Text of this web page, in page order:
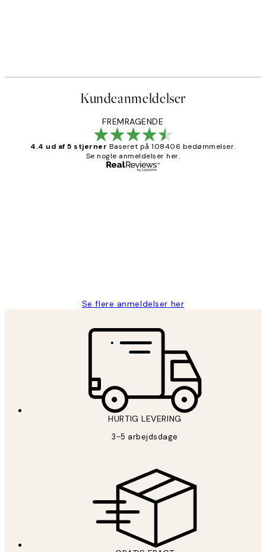
Kundeanmeldelser
FREMRAGENDE
4.4 ud af 5 stjerner Baseret på 108406 bedømmelser.
Se nogle anmeldelser her.
Se flere anmeldelser her
HURTIG LEVERING
3-5 arbejdsdage